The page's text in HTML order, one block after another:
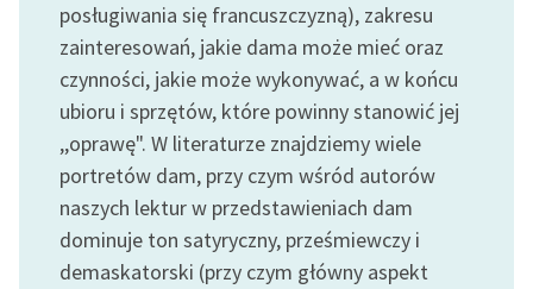
Zespół
Zasady wykorzystania
Wolnych Lektur
Logotypy
Materiały promocyjne
posługiwania się francuszczyzną), zakresu
zainteresowań, jakie dama może mieć oraz
czynności, jakie może wykonywać, a w końcu
ubioru i sprzętów, które powinny stanowić jej
,,oprawę". W literaturze znajdziemy wiele
portretów dam, przy czym wśród autorów
naszych lektur w przedstawieniach dam
dominuje ton satyryczny, prześmiewczy i
demaskatorski (przy czym główny aspekt